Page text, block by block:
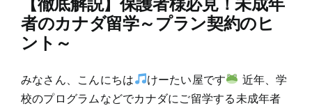
者のカナダ留学～プラン契約のヒ
ント～
みなさん、こんにちは けーたい屋です
近年、学
校のプログラムなどでカナダにご留学する未成年者